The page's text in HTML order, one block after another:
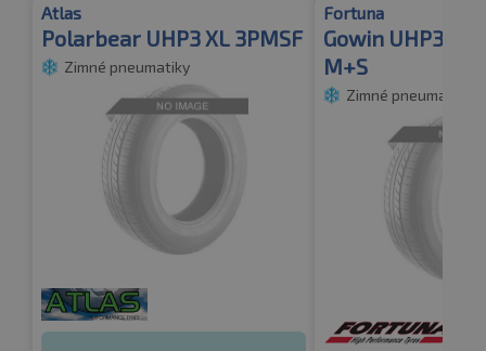
Atlas
Polarbear UHP3 XL 3PMSF
Zimné pneumatiky
Fortuna
Gowin UHP3 XL
M+S
Zimné pneumatiky